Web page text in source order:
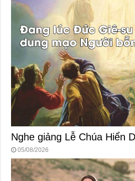
Nghe giảng Lễ Chúa Hiển
05/08/2026